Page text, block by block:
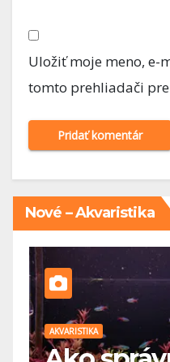
Uložiť moje meno, e-
tomto prehliadači
Nové – Akvaristika
AKVARISTIKA